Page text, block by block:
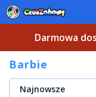
Darmowa
Barbie
Najnowsze